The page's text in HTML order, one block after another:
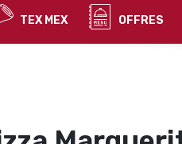
TEX MEX OFFRES